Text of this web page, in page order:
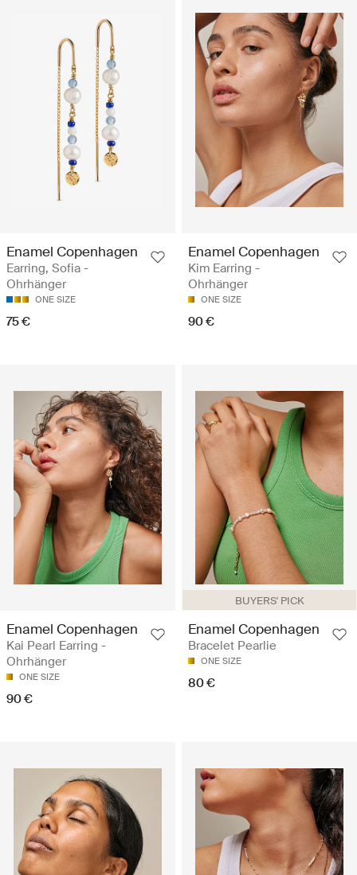
Enamel Copenhagen
Earring, Sofia -
Ohrhänger
ONE SIZE
75 €
Enamel Copenhagen
Kim Earring -
Ohrhänger
ONE SIZE
90 €
Enamel Copenhagen
Kai Pearl Earring -
Ohrhänger
ONE SIZE
90 €
BUYERS' PICK
Enamel Copenhagen
Bracelet Pearlie
ONE SIZE
80 €